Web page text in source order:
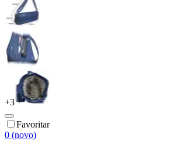
+3
Favoritar
0 (novo)